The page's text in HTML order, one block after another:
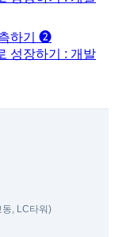
하기 ❷
성장하기 : 개발
, LC타워)